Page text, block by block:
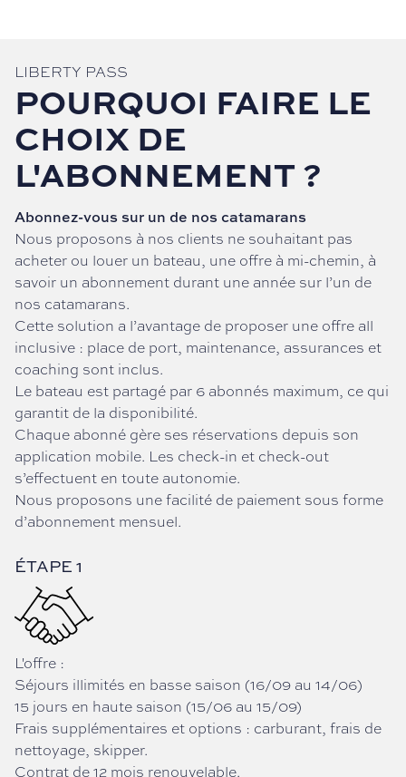
LIBERTY PASS
POURQUOI FAIRE LE
CHOIX DE
L'ABONNEMENT ?
Abonnez-vous sur un de nos catamarans
Nous proposons à nos clients ne souhaitant pas
acheter ou louer un bateau, une offre à mi-chemin, à
savoir un abonnement durant une année sur l’un de
nos catamarans.
Cette solution a l’avantage de proposer une offre all
inclusive : place de port, maintenance, assurances et
coaching sont inclus.
Le bateau est partagé par 6 abonnés maximum, ce qui
garantit de la disponibilité.
Chaque abonné gère ses réservations depuis son
application mobile. Les check-in et check-out
s’effectuent en toute autonomie.
Nous proposons une facilité de paiement sous forme
d’abonnement mensuel.
ÉTAPE 1
L'offre :
Séjours illimités en basse saison (16/09 au 14/06)
15 jours en haute saison (15/06 au 15/09)
Frais supplémentaires et options : carburant, frais de
nettoyage, skipper.
Contrat de 12 mois renouvelable.